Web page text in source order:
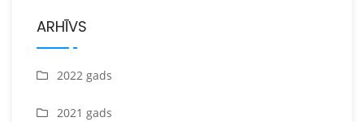
ARHĪVS
2022 gads
2021 gads